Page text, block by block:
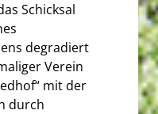
Schicksal
degradiert
Verein
mit der
durch